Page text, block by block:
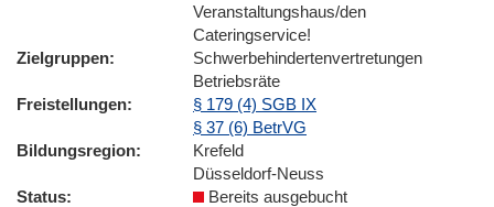
Veranstaltungshaus/den
Cateringservice!
Zielgruppen
Schwerbehindertenvertretungen
Betriebsräte
Freistellungen
§ 179 (4) SGB IX
§ 37 (6) BetrVG
Bildungsregion
Krefeld
Düsseldorf-Neuss
Status
Bereits ausgebucht